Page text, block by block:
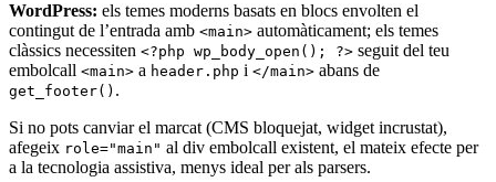
WordPress: els temes moderns basats en blocs envolten el
contingut de l’entrada amb <main> automàticament; els temes
clàssics necessiten <?php wp_body_open(); ?> seguit del teu
embolcall <main> a header.php i </main> abans de
get_footer() .
Si no pots canviar el marcat (CMS bloquejat, widget incrustat),
afegeix role="main" al div embolcall existent, el mateix efecte per
a la tecnologia assistiva, menys ideal per als parsers.